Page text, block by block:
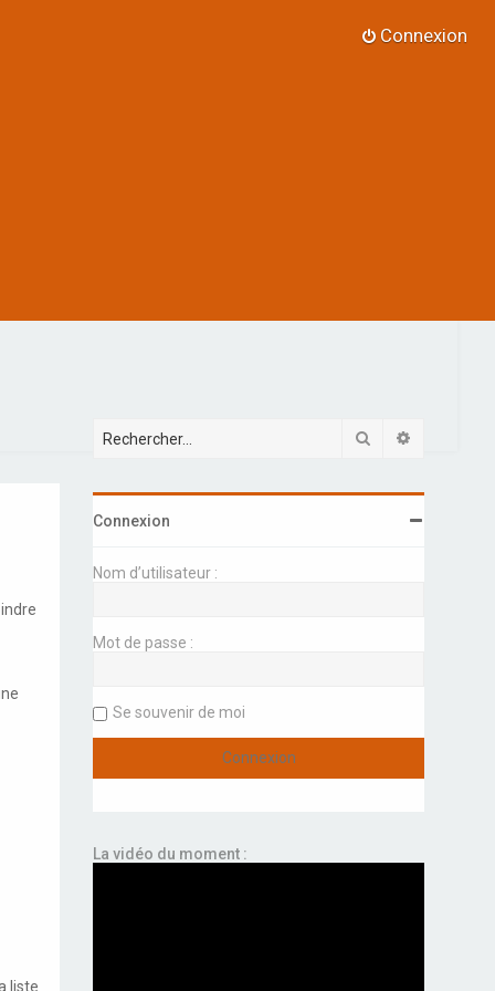
Connexion
liste
Rechercher
Connexion
Nom d’utilisateur :
Mot de passe :
Se souvenir de moi
La vidéo du moment :